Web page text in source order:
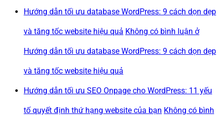
Hướng dẫn tối ưu database WordPress: 9 cách dọn dẹp
và tăng tốc website hiệu quả Không có bình luận ở
Hướng dẫn tối ưu database WordPress: 9 cách dọn dẹp
và tăng tốc website hiệu quả
Hướng dẫn tối ưu SEO Onpage cho WordPress: 11 yếu
tố quyết định thứ hạng website của bạn Không có bình